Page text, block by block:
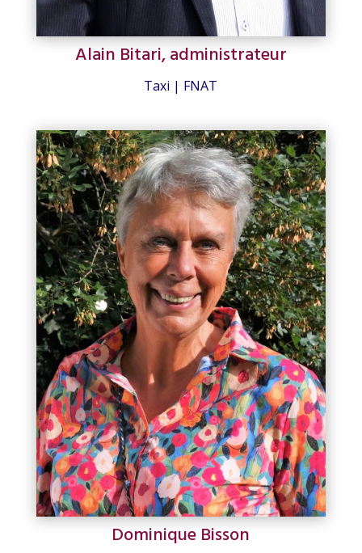
Alain Bitari, administrateur
Taxi | FNAT
Dominique Bisson